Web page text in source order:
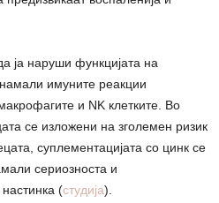
ја наруши функцијата на
имуните реакции
и NK клетките. Во
се изложени на зголемен ризик
суплементацијата со цинк се
сериозноста и
(студија).